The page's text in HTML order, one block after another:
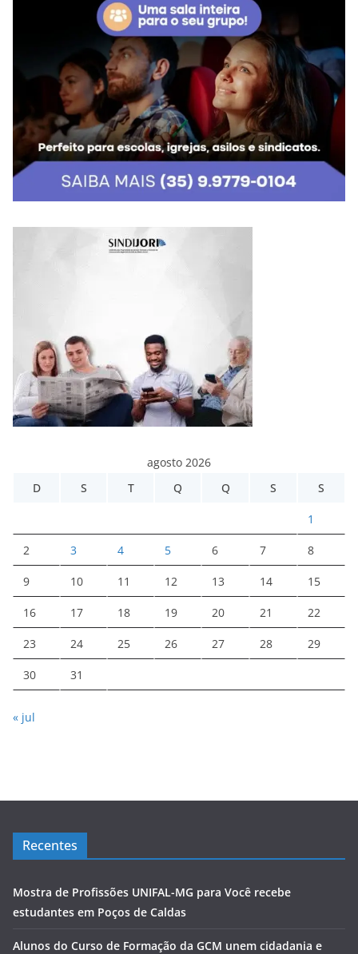
agosto 2026
D
S T Q Q S S
1
2 3 4 5 6 7 8
9 10 11 12 13 14 15
16 17 18 19 20 21 22
23 24 25 26 27 28 29
30 31
« jul
Recentes
Mostra de Profissões UNIFAL-MG para Você recebe
estudantes em Poços de Caldas
Alunos do Curso de Formação da GCM unem cidadania e